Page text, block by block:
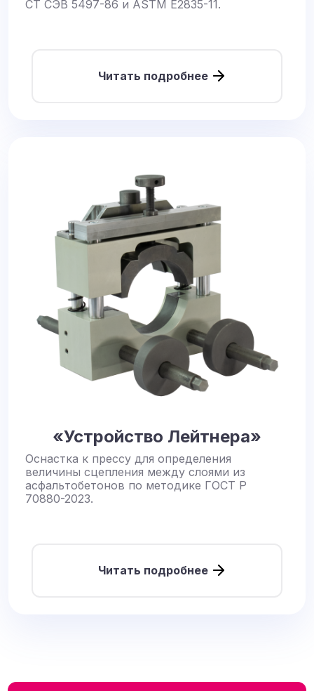
СТ СЭВ 5497-86 и ASTM E2835-11.
Читать подробнее
«Устройство Лейтнера»
Оснастка к прессу для определения
величины сцепления между слоями из
асфальтобетонов по методике ГОСТ Р
70880-2023.
Читать подробнее